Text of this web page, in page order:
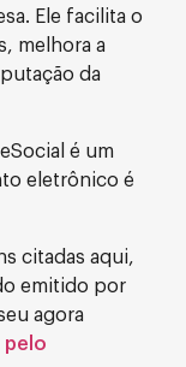
Ele facilita o
melhora a
da
é um
eletrônico é
citadas aqui,
emitido por
agora
pelo